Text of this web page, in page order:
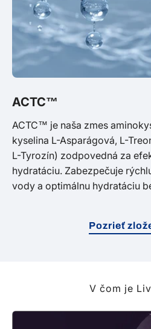
ACTC™
ACTC™ je naša zmes
kyselina L-Asparágová, L-
L-Tyrozín) zodpovedná za
hydratáciu. Zabezpečuje
vody a optimálnu hydratáciu
Pozrieť
V čom je